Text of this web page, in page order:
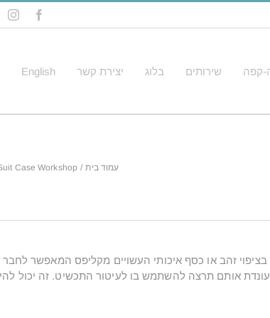
קפה שירותים בלוג יצירת קשר English
עמוד בית Case Workshop
זהב או כסף איכותי העשויים מקליפס המאפשר
אותם תרצה להשתמש בו לעיטור התכשיט. זה יכול